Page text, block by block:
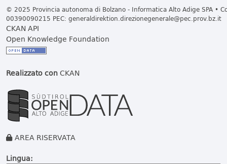
© 2025 Provincia autonoma di Bolzano - Informatica Alto Adige SPA •
00390090215 PEC: generaldirektion.direzionegenerale@pec.prov.bz.it
CKAN API
Open Knowledge Foundation
Realizzato conCKAN
AREA RISERVATA
Lingua